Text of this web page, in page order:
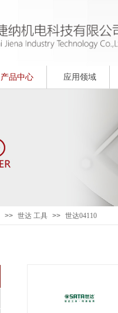
产品中心 应用领域
>> 世达 工具 >> 世达04110